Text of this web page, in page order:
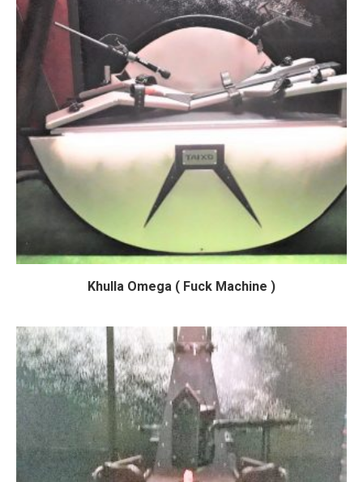
Khulla Omega ( Fuck Machine )